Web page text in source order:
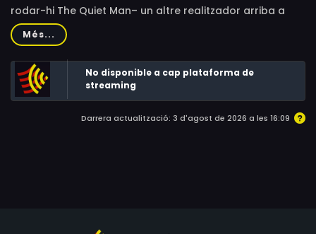
rodar-hi The Quiet Man– un altre realitzador arriba a
Irlanda per cercar la realitat d’aquell Innisfree “inventat”
pel cineasta americà.
Més...
No disponible a cap plataforma de
streaming
Darrera actualització: 3 d'agost de 2026 a les 16:09